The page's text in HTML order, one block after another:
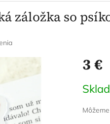
záložka so
3 €
cena: